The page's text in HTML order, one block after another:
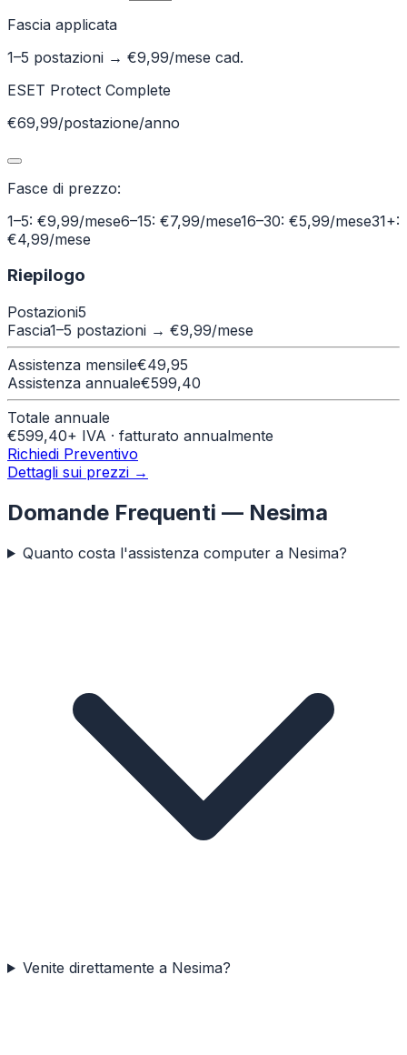
Fascia applicata
1–5 postazioni → €9,99/mese cad.
ESET Protect Complete
€69,99/postazione/anno
Fasce di prezzo:
1–5: €9,99/mese6–15: €7,99/mese16–30: €5,99/mese31+:
€4,99/mese
Riepilogo
Postazioni5
Fascia1–5 postazioni → €9,99/mese
Assistenza mensile€49,95
Assistenza annuale€599,40
Totale annuale
€599,40+ IVA · fatturato annualmente
Richiedi Preventivo
Dettagli sui prezzi →
Domande Frequenti — Nesima
Quanto costa l'assistenza computer a Nesima?
Venite direttamente a Nesima?